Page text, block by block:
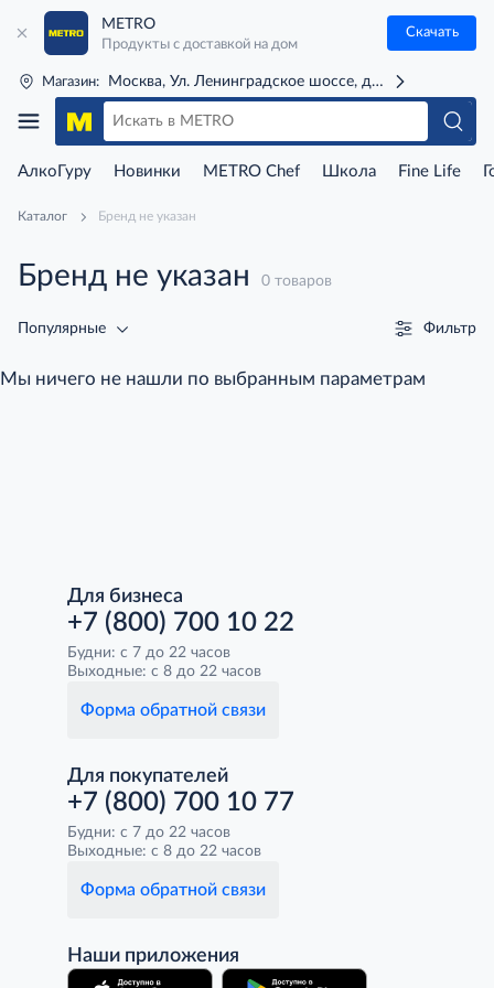
METRO
Продукты с доставкой на дом
Скачать
Магазин: Москва, Ул. Ленинградское шоссе, д. 71Г (м. Речной
АлкоГуру Новинки METRO Chef Школа Fine Life
Каталог Бренд не указан
Бренд не указан 0 товаров
Популярные Фильтр
Мы ничего не нашли по выбранным параметрам
Для бизнеса
+7 (800) 700 10 22
Будни: с 7 до 22 часов
Выходные: с 8 до 22 часов
Форма обратной связи
Для покупателей
+7 (800) 700 10 77
Будни: с 7 до 22 часов
Выходные: с 8 до 22 часов
Форма обратной связи
Наши приложения